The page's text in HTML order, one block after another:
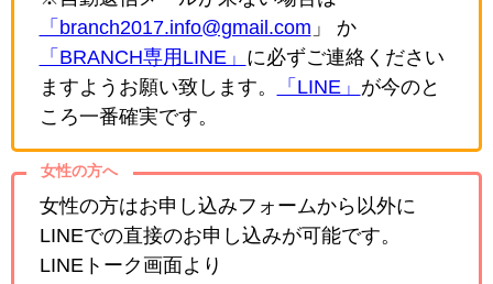
「branch2017.info@gmail.com 」 か
「BRANCH専用LINE」 に必ずご連絡ください
ますようお願い致します。
「LINE」 が今のと
ころ一番確実です。
女性の方へ
女性の方はお申し込みフォームから以外に
LINEでの直接のお申し込みが可能です。
LINEトーク画面より